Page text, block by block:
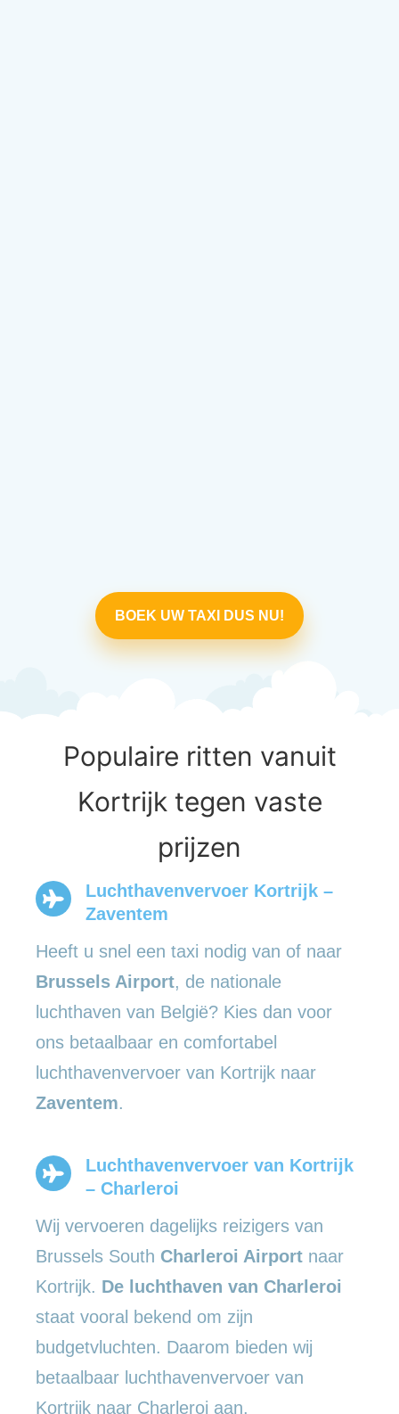
BOEK UW TAXI DUS NU!
Populaire ritten vanuit
Kortrijk tegen vaste
prijzen
Luchthavenvervoer Kortrijk –
Zaventem
Heeft u snel een taxi nodig van of naar
Brussels Airport, de nationale
luchthaven van België? Kies dan voor
ons betaalbaar en comfortabel
luchthavenvervoer van Kortrijk naar
Zaventem.
Luchthavenvervoer van Kortrijk
– Charleroi
Wij vervoeren dagelijks reizigers van
Brussels South Charleroi Airport naar
Kortrijk. De luchthaven van Charleroi
staat vooral bekend om zijn
budgetvluchten. Daarom bieden wij
betaalbaar luchthavenvervoer van
Kortrijk naar Charleroi aan.